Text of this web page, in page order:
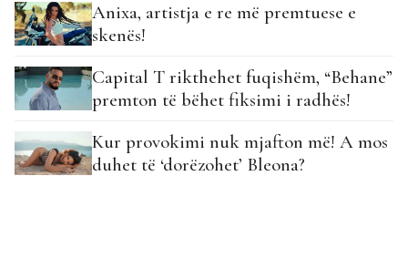
Anixa, artistja e re më premtuese e
skenës!
Capital T rikthehet fuqishëm, “Behane”
premton të bëhet fiksimi i radhës!
Kur provokimi nuk mjafton më! A mos
duhet të ‘dorëzohet’ Bleona?